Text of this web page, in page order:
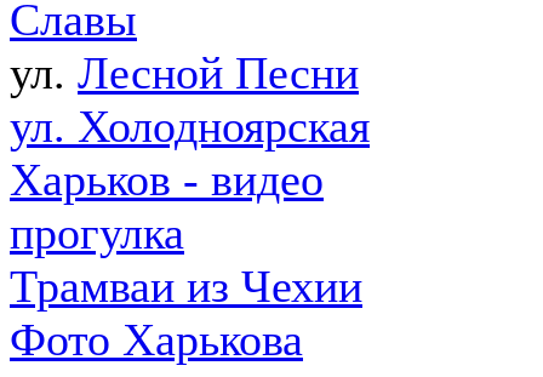
Славы
ул. Лесной Песни
ул. Холодноярская
Харьков - видео
прогулка
Трамваи из Чехии
Фото Харькова